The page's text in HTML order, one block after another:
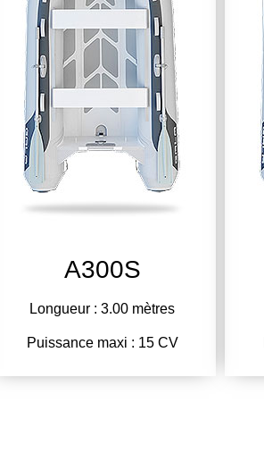
A300S
Longueur : 3.00 mètres
Puissance maxi : 15 CV